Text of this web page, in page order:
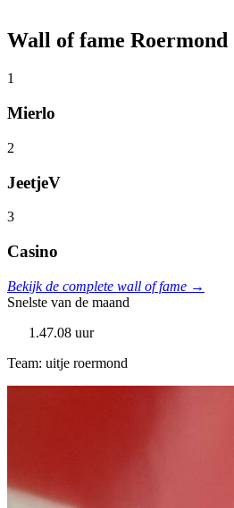
Wall of fame Roermond
1
Mierlo
2
JeetjeV
3
Casino
Bekijk de complete wall of fame →
Snelste van de maand
1.47.08 uur
Team: uitje roermond